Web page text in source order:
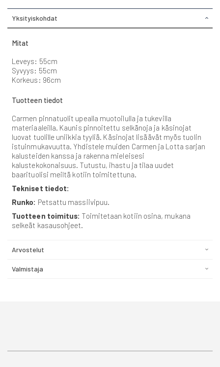
Yksityiskohdat
Mitat
Leveys: 55cm
Syvyys: 55cm
Korkeus: 96cm
Tuotteen tiedot
Carmen pinnatuolit upealla muotoilulla ja tukevilla
materiaaleilla. Kaunis pinnoitettu selkänoja ja käsinojat
luovat tuolille uniikkia tyyliä. Käsinojat lisäävät myös tuolin
istuinmukavuutta. Yhdistele muiden Carmen ja Lotta sarjan
kalusteiden kanssa ja rakenna mieleisesi
kalustekokonaisuus. Tutustu, ihastu ja tilaa uudet
baarituolisi meiltä kotiin toimitettuna.
Tekniset tiedot:
Runko: Petsattu massiivipuu.
Tuotteen toimitus: Toimitetaan kotiin osina, mukana
selkeät kasausohjeet.
Arvostelut
Valmistaja